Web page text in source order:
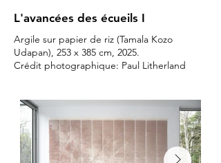
L'avancées des écueils I
Argile sur papier de riz (Tamala Kozo
Udapan), 253 x 385 cm, 2025.
Crédit photographique: Paul Litherland